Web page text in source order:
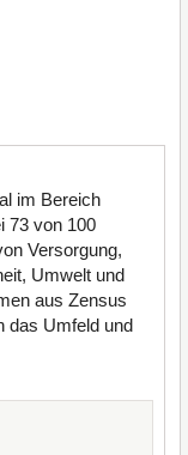
im Bereich
73 von 100
Versorgung,
Umwelt und
aus Zensus
das Umfeld und